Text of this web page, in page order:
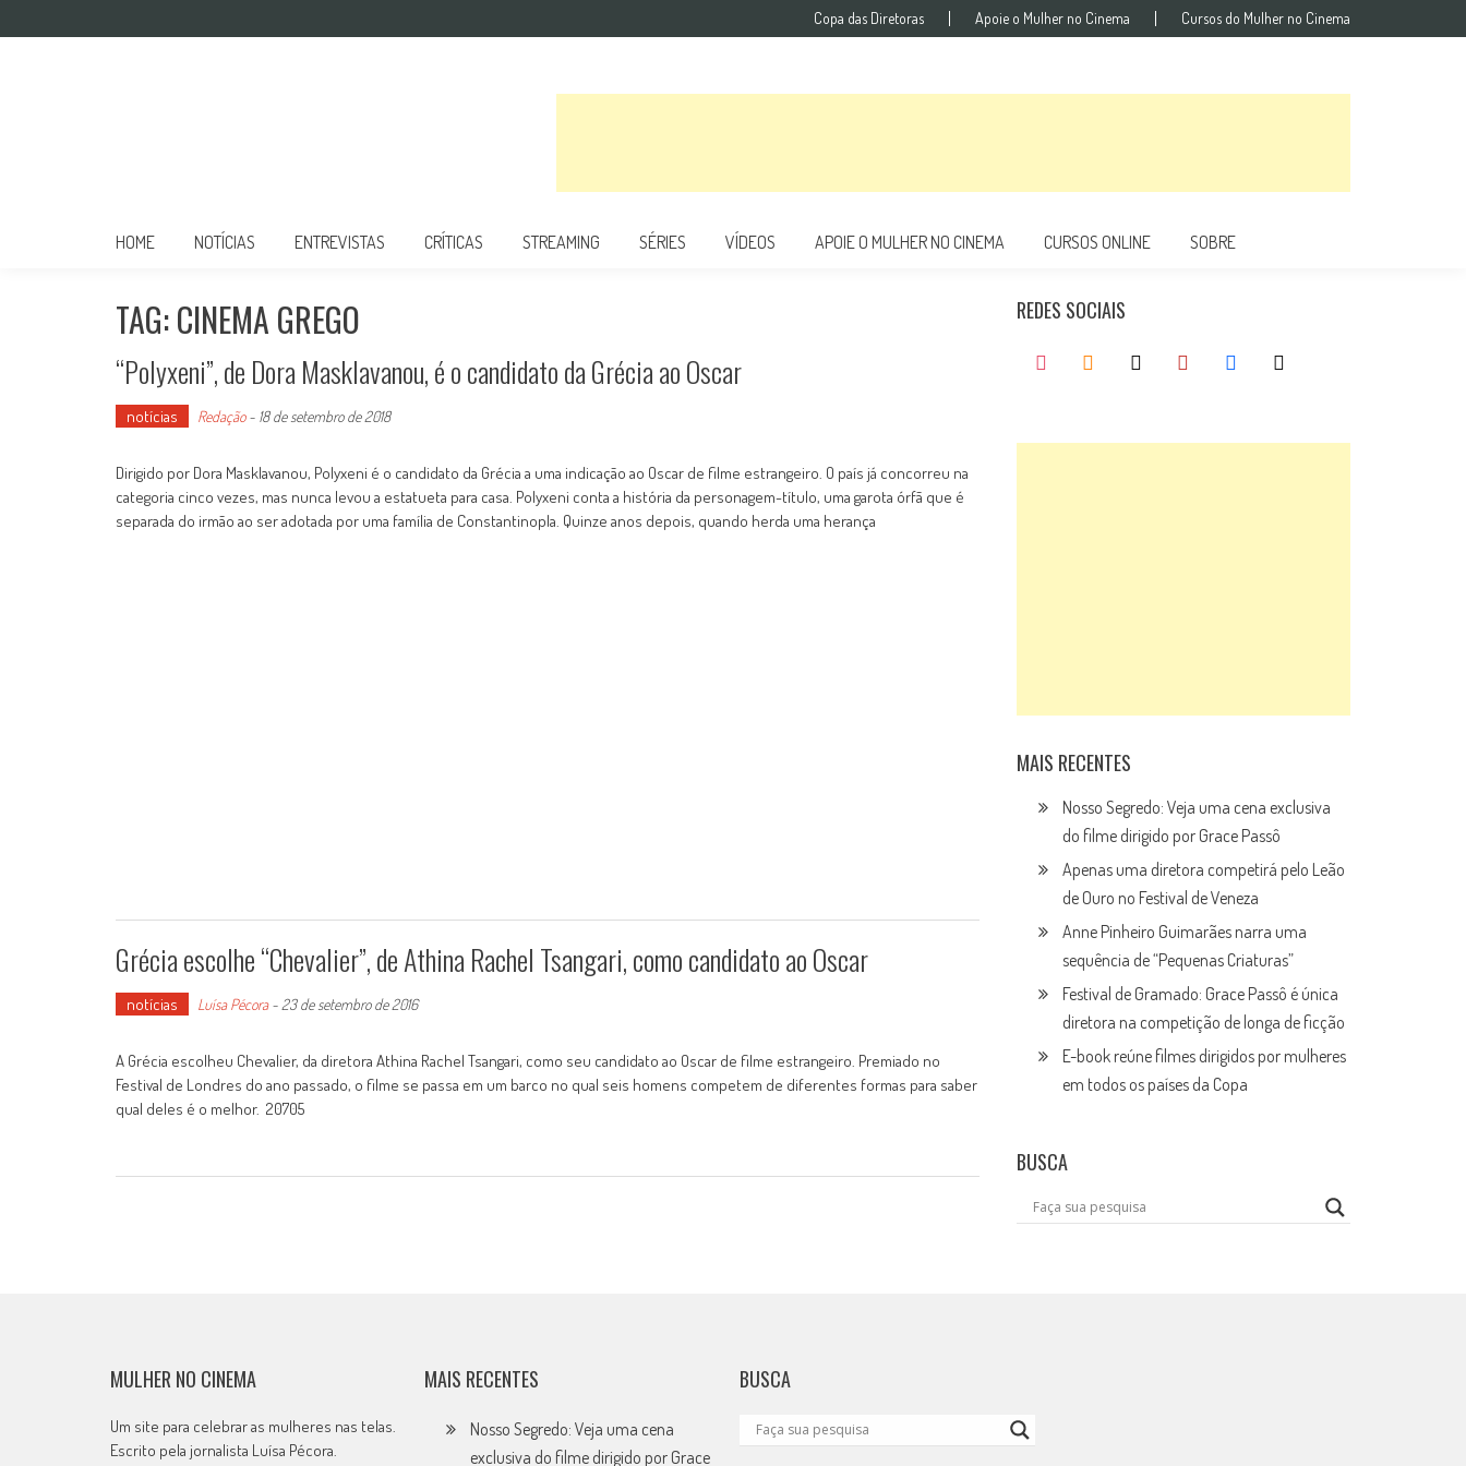
Copa das Diretoras Apoie o Mulher no Cinema Cursos do Mulher no Cinema
HOME NOTÍCIAS ENTREVISTAS CRÍTICAS STREAMING SÉRIES VÍDEOS APOIE O MULHER NO CINEMA CURSOS ONLINE SOBRE
TAG: CINEMA GREGO
“Polyxeni”, de Dora Masklavanou, é o candidato da Grécia ao Oscar
notícias Redação- 18 de setembro de 2018
Dirigido por Dora Masklavanou, Polyxeni é o candidato da Grécia a uma indicação ao Oscar de filme estrangeiro. O país já concorreu na
categoria cinco vezes, mas nunca levou a estatueta para casa. Polyxeni conta a história da personagem-título, uma garota órfã que é
separada do irmão ao ser adotada por uma família de Constantinopla. Quinze anos depois, quando herda uma herança
Grécia escolhe “Chevalier”, de Athina Rachel Tsangari, como candidato ao Oscar
notícias Luísa Pécora- 23 de setembro de 2016
A Grécia escolheu Chevalier, da diretora Athina Rachel Tsangari, como seu candidato ao Oscar de filme estrangeiro. Premiado no
Festival de Londres do ano passado, o filme se passa em um barco no qual seis homens competem de diferentes formas para saber
qual deles é o melhor. 20705
REDES SOCIAIS
MAIS RECENTES
Nosso Segredo: Veja uma cena exclusiva
do filme dirigido por Grace Passô
Apenas uma diretora competirá pelo Leão
de Ouro no Festival de Veneza
Anne Pinheiro Guimarães narra uma
sequência de “Pequenas Criaturas”
Festival de Gramado: Grace Passô é única
diretora na competição de longa de ficção
E-book reúne filmes dirigidos por mulheres
em todos os países da Copa
BUSCA
MULHER NO CINEMA
Um site para celebrar as mulheres nas telas.
Escrito pela jornalista Luísa Pécora.
MAIS RECENTES
Nosso Segredo: Veja uma cena
exclusiva do filme dirigido por Grace
BUSCA